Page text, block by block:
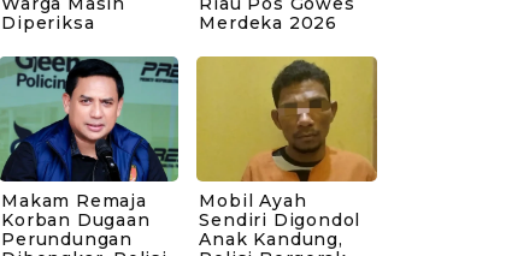
Diperiksa
Merdeka 2026
Makam Remaja
Korban Dugaan
Perundungan
Mobil Ayah
Sendiri Digondol
Anak Kandung,